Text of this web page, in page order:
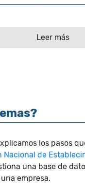
Leer más
los pasos
Nacional de
una base de
empresa.